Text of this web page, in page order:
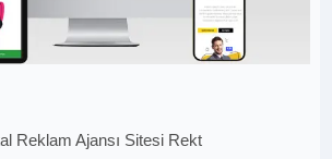
Reklam Ajansı Sitesi Rekt